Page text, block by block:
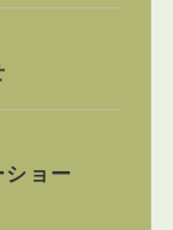
ショー